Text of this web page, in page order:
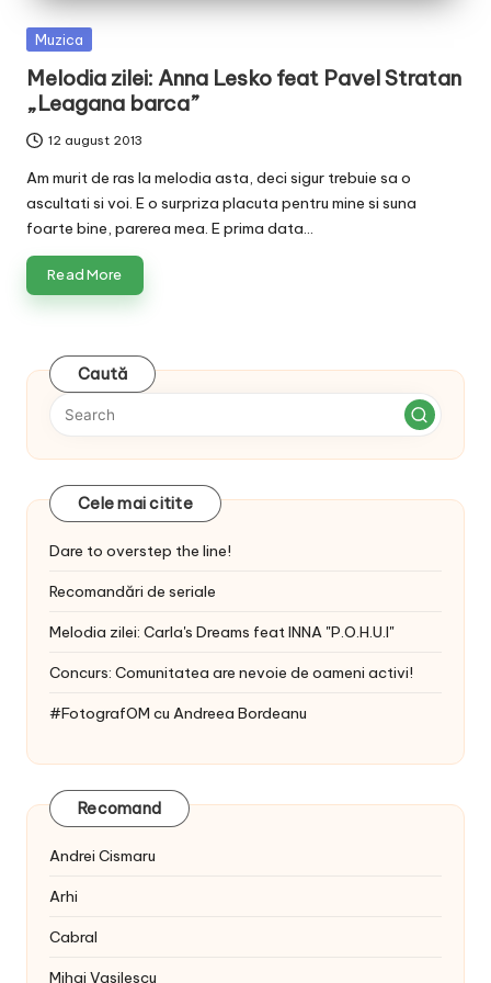
v
a
c
O
nl
in
e
Posted
Muzica
Melodia zilei: Anna Lesko feat Pavel Stratan
„Leagana barca”
12 august 2013
Am murit de ras la melodia asta, deci sigur trebuie sa o
ascultati si voi. E o surpriza placuta pentru mine si suna
foarte bine, parerea mea. E prima data…
Read More
Caută
Cele mai citite
Dare to overstep the line!
Recomandări de seriale
Melodia zilei: Carla's Dreams feat INNA "P.O.H.U.I"
Concurs: Comunitatea are nevoie de oameni activi!
#FotografOM cu Andreea Bordeanu
Recomand
Andrei Cismaru
Arhi
Cabral
Mihai Vasilescu